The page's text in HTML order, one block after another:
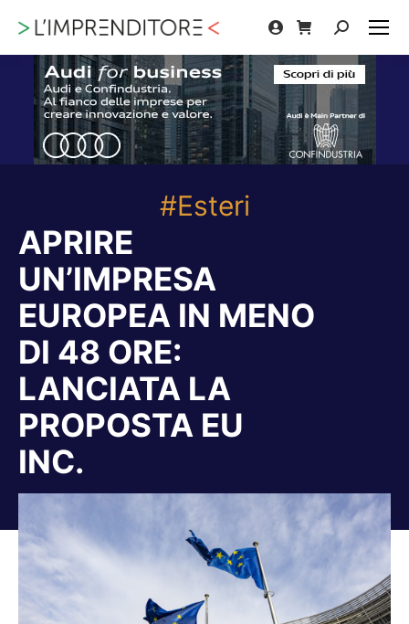
Cerca:
#Esteri
APRIRE
UN’IMPRESA
EUROPEA IN MENO
DI 48 ORE:
LANCIATA LA
PROPOSTA EU
INC.